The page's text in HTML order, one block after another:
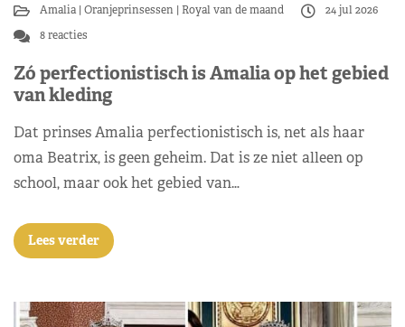
Amalia Oranjeprinsessen Royal van de maand
24 jul 2026
8 reacties
Zó perfectionistisch is Amalia op het gebied
van kleding
Dat prinses Amalia perfectionistisch is, net als haar
oma Beatrix, is geen geheim. Dat is ze niet alleen op
school, maar ook het gebied van…
Lees verder